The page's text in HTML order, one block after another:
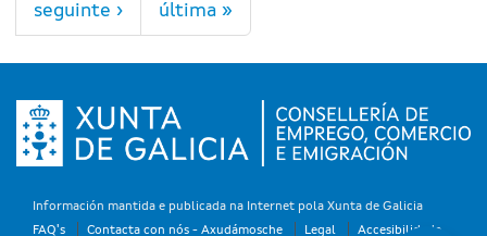
seguinte › última »
Información mantida e publicada na Internet pola Xunta de Galicia
FAQ's
Contacta con nós - Axudámosche Legal Accesibilidade